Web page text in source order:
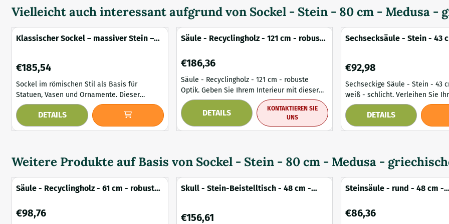
Vielleicht auch interessant aufgrund von Sockel - Stein - 80 cm - Medusa -
Klassischer Sockel – massiver Stein –
Preis: 185,54
€185,54
Sockel im römischen Stil als Basis für
Statuen, Vasen und Ornamente. Dieser
wunderschöne Sockel ist von der klassischen
Architektur des antiken Griechenlands
inspiriert. Die anmutigen Schnörkel am
würdevolle und zeitlose Anmutung. So ist der
Sockel nicht nur ...
DETAILS
Säule - Recyclingholz - 121 cm - robuste
Preis: 186,36
€186,36
Säule - Recyclingholz - 121 cm - robuste
Optik. Geben Sie Ihrem Interieur mit dieser
eindrucksvollen Säule aus recyceltem Holz
ein kraftvolles Statement. Mit seiner
robusten Ausstrahlung und seinem
natürlichen Charme bildet dieser
Dekorationsartikel. Die solide
DETAILS
KONTAKTIEREN SIE
UNS
Sechsecksäule - Stein - 43
Preis: 92,98
€92,98
Sechseckige Säule - Stein - 43
weiß - schlicht. Verleihen Sie Ihrem Interieur
oder Garten mit dieser
sechseckigen Säule eine
seinen klaren Linien und der
oder andere Dekorationsobjekte. Perfekt
Blickfang ...
DETAILS
Weitere Produkte auf Basis von Sockel - Stein - 80 cm - Medusa -
Säule - Recyclingholz - 61 cm - robuste
Preis: 98,76
€98,76
Skull - Stein-Beistelltisch - 48 cm -
Preis: 156,61
€156,61
Steinsäule - rund - 48 cm -
Preis: 86,36
€86,36